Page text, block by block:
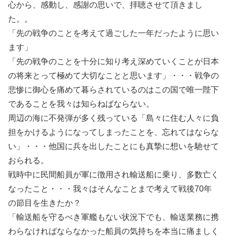
心から、感動し、感謝の思いで、拝聴させて頂きまし
た。。
「先の戦争のことを考えて過ごした一年だったように思い
ます」
「先の戦争のことを十分に知り考え深めていくことが日本
の将来とって極めて大切なことと思います」・・・戦争の
悲惨に御心を痛めて暮らされているのはこの国で唯一陛下
であることを我々は知らねばならない。
周辺の海に不発弾が多く残っている「島々に住む人々に負
担をかけるようになってしまったことを、忘れてはならな
い」・・・他国に兵を出したことにも真摯に想いを馳せて
おられる。
戦時中に民間船員が軍に徴用され輸送船に乗り、多数亡く
なったこと・・・我々はそんなことまで考えて戦後70年
の節目を生きたか？
「輸送船を守るべき軍艦もない状況下でも、輸送業務に携
わらなければならなかった船員の気持ちを本当に痛ましく